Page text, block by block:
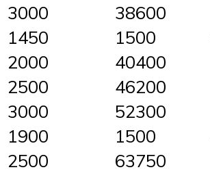
3000
38600
1450
1500
2000
40400
2500
46200
3000
52300
1900
1500
2500
63750